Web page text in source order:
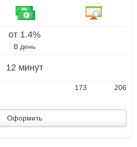
от 1.4%
В день
12 минут
173 206
Оформить